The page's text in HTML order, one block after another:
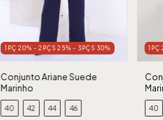
1PÇ 20% - 2PÇS 25% - 3PÇS 30%
Conjunto Ariane Suede
Marinho
40 42 44 46
1PÇ
40